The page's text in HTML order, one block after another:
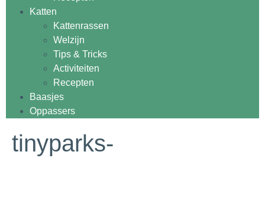
Katten
Kattenrassen
Welzijn
Tips & Tricks
Activiteiten
Recepten
Baasjes
Oppassers
tinyparks-